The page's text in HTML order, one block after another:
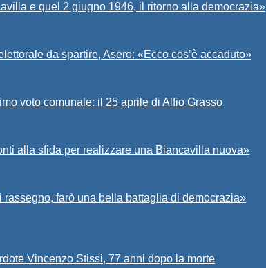
e quel 2 giugno 1946, il ritorno alla democrazia»
da spartire, Asero: «Ecco cos’è accaduto»
voto comunale: il 25 aprile di Alfio Grasso
alla sfida per realizzare una Biancavilla nuova»
rassegno, farò una bella battaglia di democrazia»
Vincenzo Stissi, 77 anni dopo la morte